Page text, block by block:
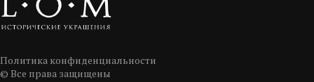
Политика конфиденциальности
© Все права защищены